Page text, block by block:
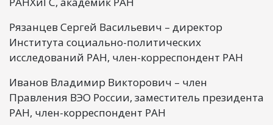
Рязанцев Сергей Васильевич – директор
Института социально-политических
исследований РАН, член-корреспондент РАН
Иванов Владимир Викторович – член
Правления ВЭО России, заместитель президента
РАН, член-корреспондент РАН